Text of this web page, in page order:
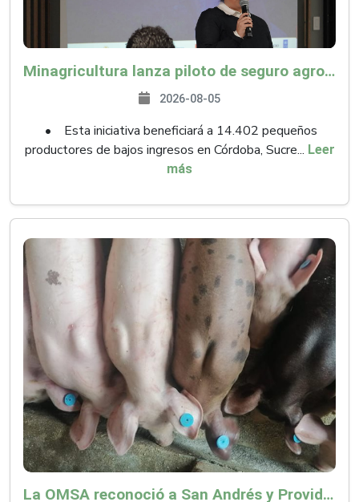
Minagricultura lanza piloto de seguro agropecuario por $9.625 millones para proteger a más de 14.000 pequeños productores contra riesgos del Fenómeno de El Niño
2026-08-05
• Esta iniciativa beneficiará a 14.402 pequeños
productores de bajos ingresos en Córdoba, Sucre... Leer
más
La OMSA reconoció a San Andrés y Providencia como zona libre de Peste Porcina Clásica (PPC)